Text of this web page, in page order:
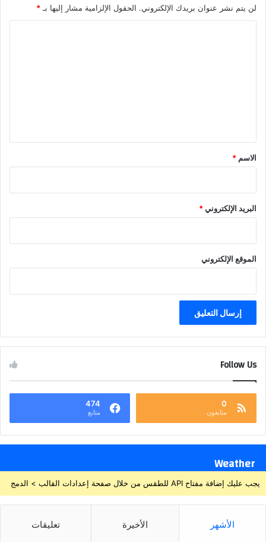
لن يتم نشر عنوان بريدك الإلكتروني. الحقول الإلزامية مشار إليها بـ *
*
الاسم *
البريد الإلكتروني*
الموقع الإلكتروني
Follow Us
0
متابعون
474
متابع
Weather
يجب عليك إضافة مفتاح API للطقس من خلال صفحة إعدادات القالب > الدمج
الأشهر الأخيرة تعليقات